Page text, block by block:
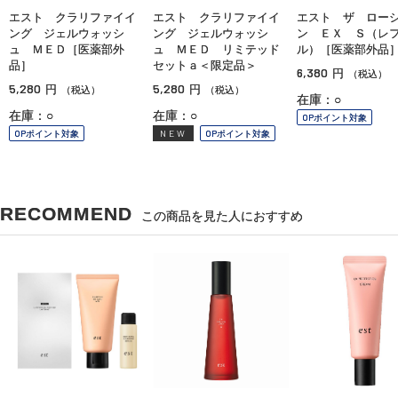
エスト クラリファイイ
ング ジェルウォッシ
ュ ＭＥＤ［医薬部外
品］
5,280 円 （税込）
在庫：○
OPポイント対象
エスト クラリファイイ
ング ジェルウォッシ
ュ ＭＥＤ リミテッド
セットａ＜限定品＞
5,280 円 （税込）
在庫：○
NEW OPポイント対象
エスト ザ ロー
ン ＥＸ Ｓ（レ
ル）［医薬部外品
6,380 円 （税込）
在庫：○
OPポイント対象
RECOMMEND この商品を見た人におすすめ